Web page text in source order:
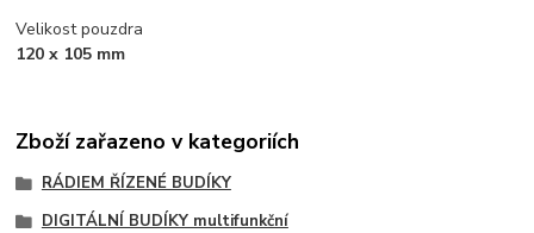
Velikost pouzdra
120 x 105 mm
Zboží zařazeno v kategoriích
RÁDIEM ŘÍZENÉ BUDÍKY
DIGITÁLNÍ BUDÍKY multifunkční